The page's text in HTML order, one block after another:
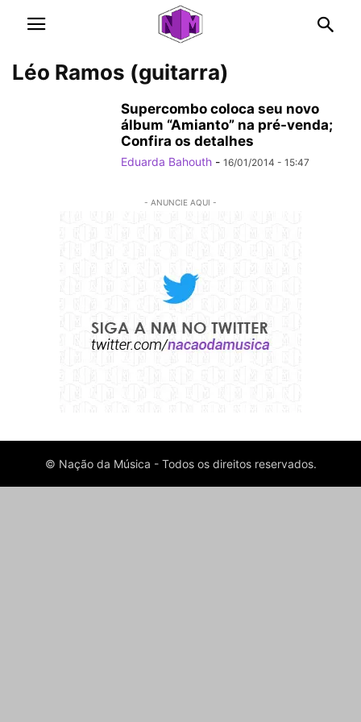
Léo Ramos (guitarra)
Supercombo coloca seu novo
álbum “Amianto” na pré-venda;
Confira os detalhes
Eduarda Bahouth - 16/01/2014 - 15:47
- ANUNCIE AQUI -
© Nação da Música - Todos os direitos reservados.